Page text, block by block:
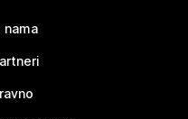
nama